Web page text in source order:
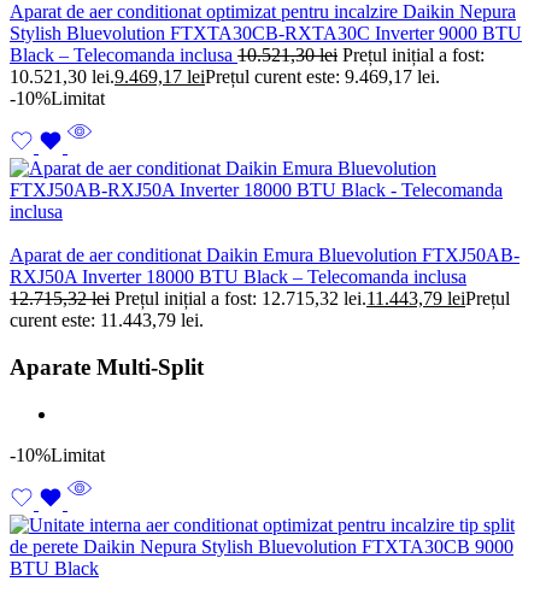
Aparat de aer conditionat optimizat pentru incalzire Daikin Nepura
Stylish Bluevolution FTXTA30CB-RXTA30C Inverter 9000 BTU
Black – Telecomanda inclusa 10.521,30lei Prețul inițial a fost:
10.521,30 lei.9.469,17 leiPrețul curent este: 9.469,17 lei.
-10%Limitat
Aparat de aer conditionat Daikin Emura Bluevolution FTXJ50AB-
RXJ50A Inverter 18000 BTU Black – Telecomanda inclusa
12.715,32lei Prețul inițial a fost: 12.715,32 lei.11.443,79 leiPrețul
curent este: 11.443,79 lei.
Aparate Multi-Split
-10%Limitat